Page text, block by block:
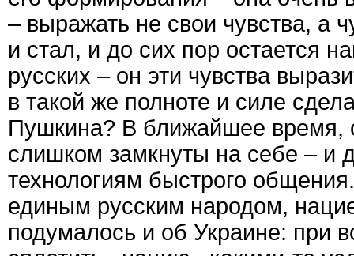
– выражать не свои чувства, а
и стал, и до сих пор остается
русских – он эти чувства
в такой же полноте и силе
Пушкина? В ближайшее время,
слишком замкнуты на себе – и
технологиям быстрого
единым русским народом,
подумалось и об Украине: при